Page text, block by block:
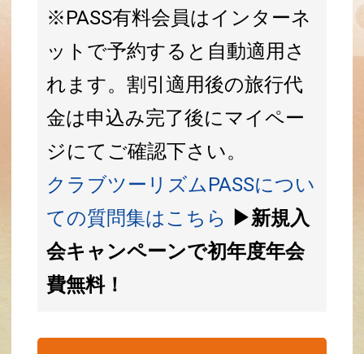
※PASS有料会員はインターネ
ットで予約すると自動適用さ
れます。割引適用後の旅行代
金は申込み完了後にマイペー
ジにてご確認下さい。
クラブツーリズムPASSについ
ての質問集はこちら ▶新規入
会キャンペーンで初年度年会
費無料！